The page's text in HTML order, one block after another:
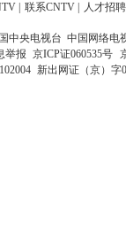
联系CNTV 人才招聘
中央电视台 中国网络电
举报 京ICP证060535号
新出网证（京）